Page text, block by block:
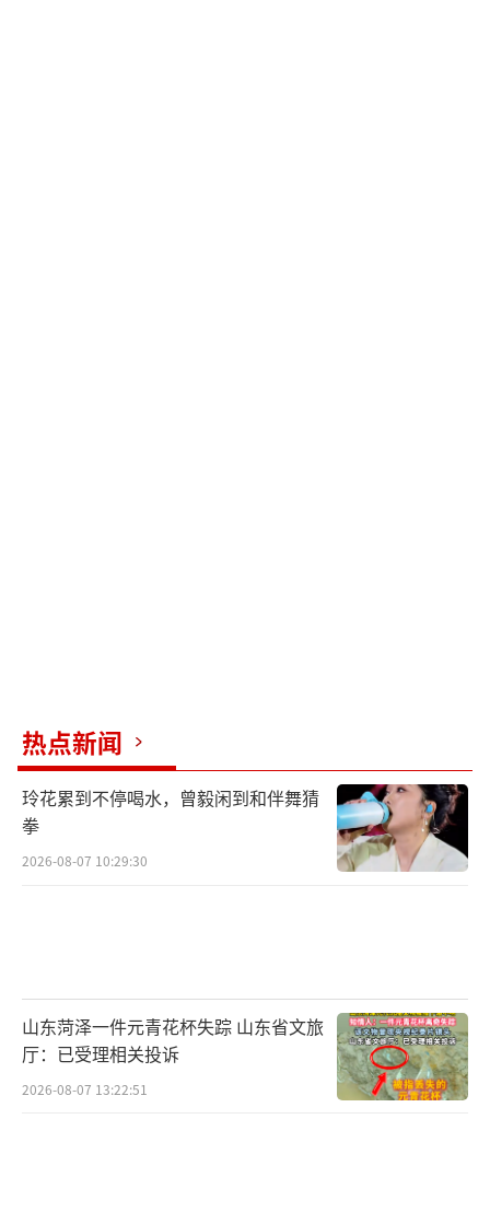
道，若驾驶员技术不熟练、精神不集中，极易
出现此类危险情况。
（责任编辑：0764）
热点新闻
玲花累到不停喝水，曾毅闲到和伴舞猜
拳
2026-08-07 10:29:30
山东菏泽一件元青花杯失踪 山东省文旅
厅：已受理相关投诉
2026-08-07 13:22:51